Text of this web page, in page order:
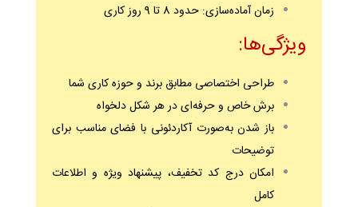
زمان آماده‌سازی: حدود 8 تا 9 روز کاری
ویژگی‌ها:
طراحی اختصاصی مطابق برند و حوزه کاری شما
برش خاص و حرفه‌ای در هر شکل دلخواه
باز شدن به‌صورت آکاردئونی با فضای مناسب برای
توضیحات
امکان درج کد تخفیف، پیشنهاد ویژه و اطلاعات
کامل